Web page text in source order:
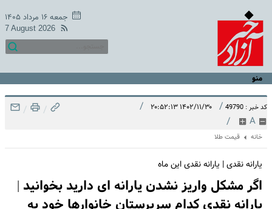
جمعه ۱۶ مرداد ۱۴۰۵
7 August 2026
منو
کد خبر : 49790 / ۱۴۰۲/۱۱/۳۰ ۲۰:۵۲:۱۳ /
A
/
/
/
خانه قیمت طلا
یارانه نقدی | یارانه نقدی این ماه
اگر مشکل واریز نشدن یارانه ای دارید بخوانید |
یارانه نقدی کدام سرپرستان خانوارها خود به